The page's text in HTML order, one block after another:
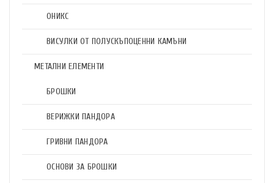
ОНИКС
ВИСУЛКИ ОТ ПОЛУСКЪПОЦЕННИ КАМЪНИ
МЕТАЛНИ ЕЛЕМЕНТИ
БРОШКИ
ВЕРИЖКИ ПАНДОРА
ГРИВНИ ПАНДОРА
ОСНОВИ ЗА БРОШКИ